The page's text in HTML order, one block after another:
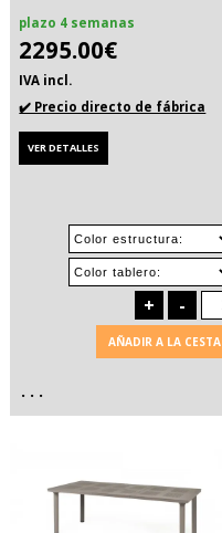
plazo 4 semanas
2295.00€
IVA incl.
✔️ Precio directo de fábrica
VER DETALLES
+ -
AÑADIR A LA CESTA
. . .